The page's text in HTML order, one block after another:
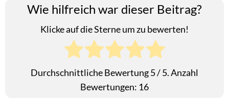
Wie hilfreich war dieser Beitrag?
Klicke auf die Sterne um zu bewerten!
Durchschnittliche Bewertung5/ 5. Anzahl
Bewertungen: 16